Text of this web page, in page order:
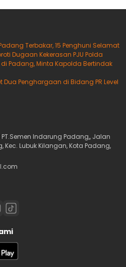
Terbakar, 15 Penghuni Selamat
Dugaan Kekerasan PJU Polda
Padang, Minta Kapolda Bertindak
Dua Penghargaan di Bidang PR Level
Indarung Padang,, Jalan
Lubuk Kilangan, Kota Padang,